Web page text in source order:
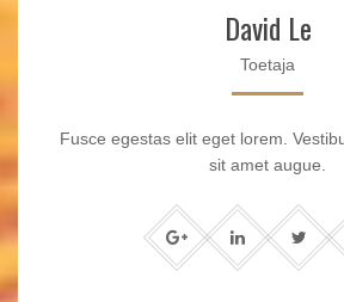
David Le
Toetaja
Fusce egestas elit eget lorem.
sit amet augue.